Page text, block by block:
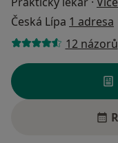
Česká Lípa 1 adresa
12 názorů